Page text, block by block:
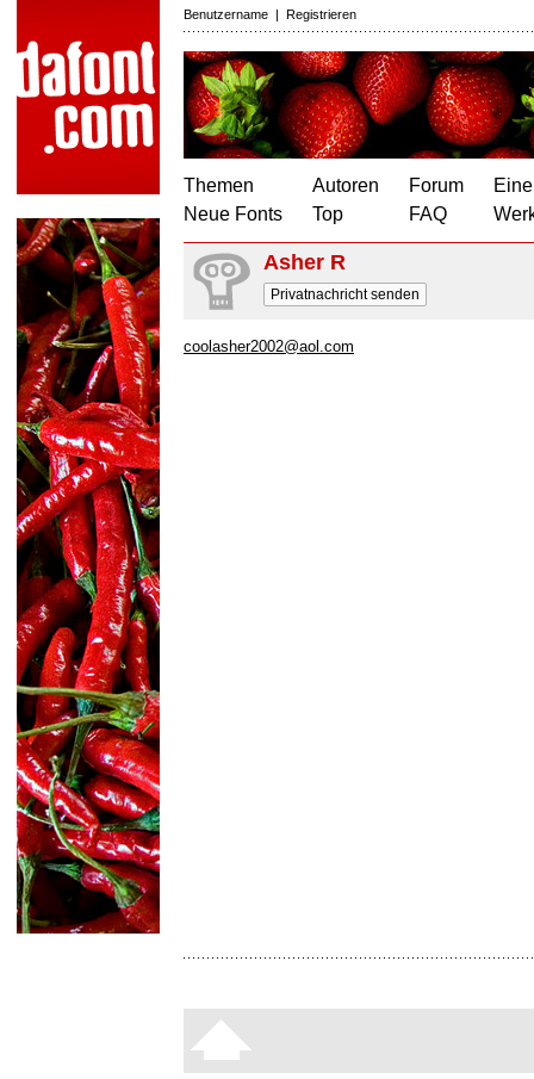
Benutzername | Registrieren
Themen
Neue Fonts
Autoren
Top
Forum
FAQ
Asher R
Privatnachricht senden
coolasher2002@aol.com